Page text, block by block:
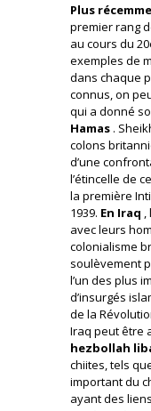
Plus
premier rang
au cours du
exemples de
dans chaque
connus, on
qui a donné
Hamas .
colons
d’une
l’étincelle de
la première
1939. En Iraq ,
avec leurs
colonialisme
soulèvement
l’un des plus
d’insurgés
de la
Iraq peut être
hezbollah
chiites, tels
important du
ayant des